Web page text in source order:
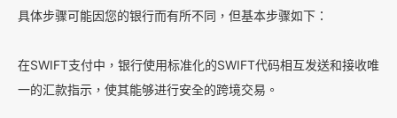
具体步骤可能因您的银行而有所不同，但基本步骤如下：
在SWIFT支付中，银行使用标准化的SWIFT代码相互发送和接收唯
一的汇款指示，使其能够进行安全的跨境交易。